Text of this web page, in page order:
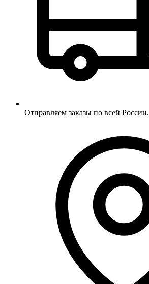
Отправляем заказы по всей России.